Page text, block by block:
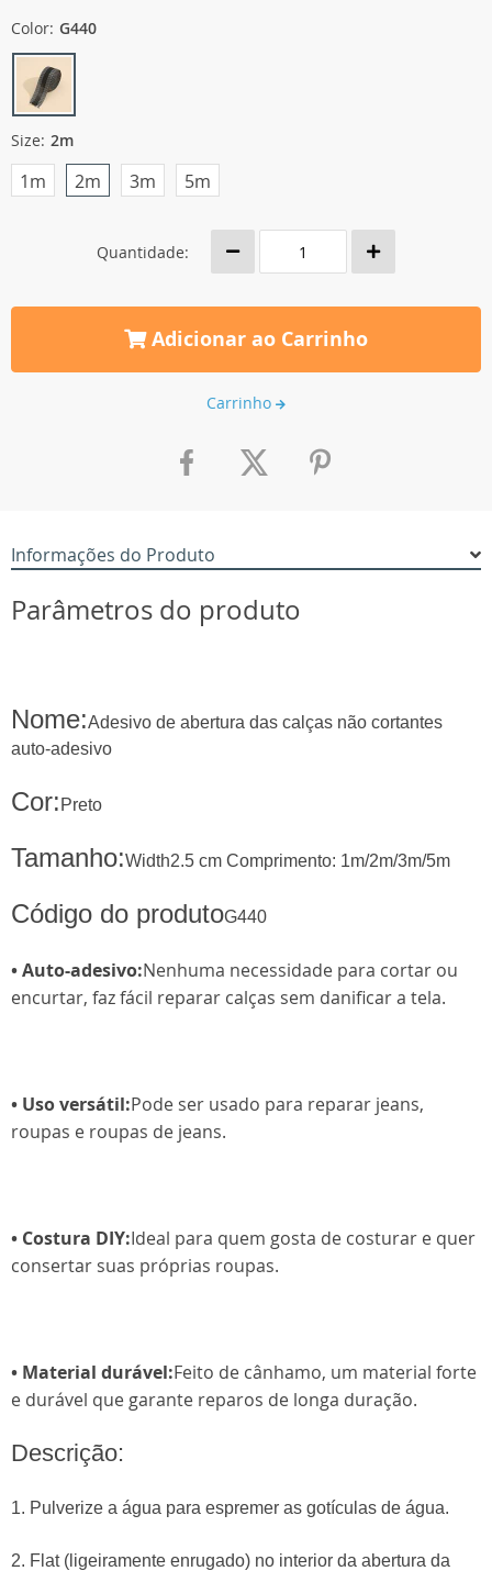
Color: G440
Size: 2m
1m 2m 3m 5m
Quantidade:
Adicionar ao Carrinho
Carrinho
Informações do Produto
Parâmetros do produto
Nome:Adesivo de abertura das calças não cortantes
auto-adesivo
Cor: Preto
Tamanho:Width2.5 cm Comprimento: 1m/2m/3m/5m
Código do produtoG440
• Auto-adesivo:Nenhuma necessidade para cortar ou
encurtar, faz fácil reparar calças sem danificar a tela.
• Uso versátil:Pode ser usado para reparar jeans,
roupas e roupas de jeans.
• Costura DIY:Ideal para quem gosta de costurar e quer
consertar suas próprias roupas.
• Material durável:Feito de cânhamo, um material forte
e durável que garante reparos de longa duração.
Descrição:
1. Pulverize a água para espremer as gotículas de água.
2. Flat (ligeiramente enrugado) no interior da abertura da